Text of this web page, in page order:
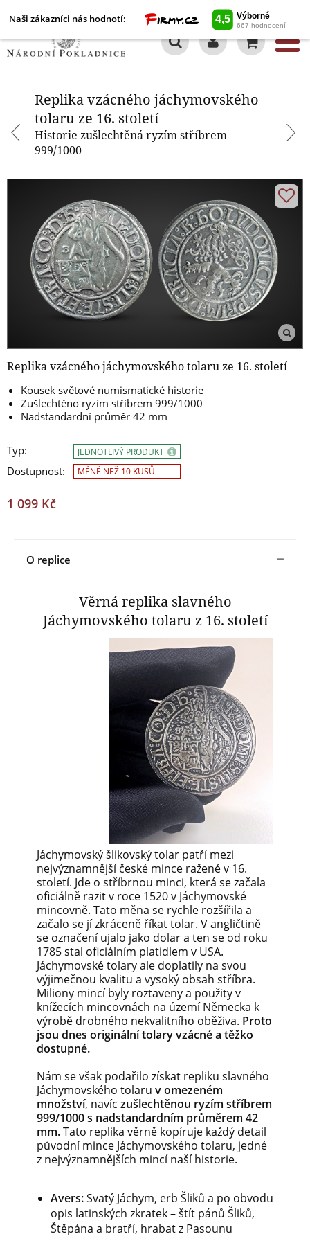
Naši zákazníci nás hodnotí:
Replika vzácného jáchymovského
tolaru ze 16. století
Historie zušlechtěná ryzím stříbrem
999/1000
Replika vzácného jáchymovského tolaru ze 16. století
Kousek světové numismatické historie
Zušlechtěno ryzím stříbrem 999/1000
Nadstandardní průměr 42 mm
Typ:
Dostupnost:
JEDNOTLIVÝ PRODUKT
MÉNĚ NEŽ 10 KUSŮ
1 099 Kč
O replice
Věrná replika slavného
Jáchymovského tolaru z 16. století
Jáchymovský šlikovský tolar patří mezi
nejvýznamnější české mince ražené v 16.
století. Jde o stříbrnou minci, která se začala
oficiálně razit v roce 1520 v Jáchymovské
mincovně. Tato měna se rychle rozšířila a
začalo se jí zkráceně říkat tolar. V angličtině
se označení ujalo jako dolar a ten se od roku
1785 stal oficiálním platidlem v USA.
Jáchymovské tolary ale doplatily na svou
výjimečnou kvalitu a vysoký obsah stříbra.
Miliony mincí byly roztaveny a použity v
knížecích mincovnách na území Německa k
výrobě drobného nekvalitního oběživa. Proto
jsou dnes originální tolary vzácné a těžko
dostupné.
Nám se však podařilo získat repliku slavného
Jáchymovského tolaru v omezeném
množství, navíc zušlechtěnou ryzím stříbrem
999/1000 s nadstandardním průměrem 42
mm.Tato replika věrně kopíruje každý detail
původní mince Jáchymovského tolaru, jedné
z nejvýznamnějších mincí naší historie.
Avers:Svatý Jáchym, erb Šliků a po obvodu
opis latinských zkratek – štít pánů Šliků,
Štěpána a bratří, hrabat z Pasounu
Replika vzácného jáchymovského